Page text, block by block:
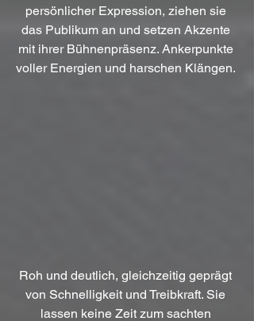
persönlicher Expression, ziehen sie
das Publikum an und setzen Akzente
mit ihrer Bühnenpräsenz. Ankerpunkte
voller Energien und harschen Klängen.
Roh und deutlich, gleichzeitig geprägt
von Schnelligkeit und Treibkraft. Sie
lassen keine Zeit zum sachten